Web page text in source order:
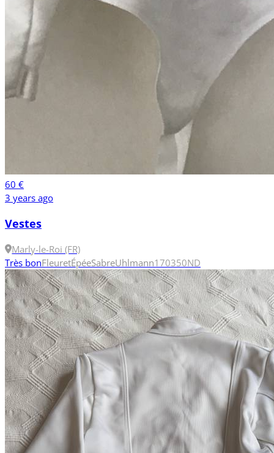
60 €
3 years ago
Vestes
Marly-le-Roi (FR)
Très bonFleuretÉpéeSabreUhlmann170350ND